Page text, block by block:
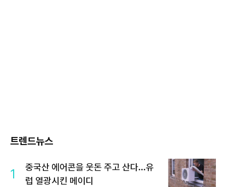
트렌드뉴스
1
중국산 에어콘을 웃돈 주고 산다...유
럽 열광시킨 메이디